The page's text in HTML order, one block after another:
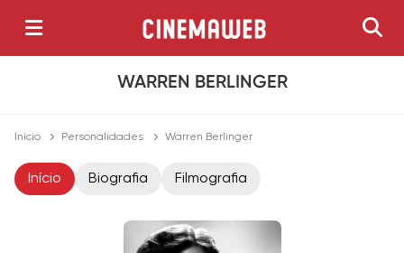
WARREN BERLINGER
Início Personalidades Warren Berlinger
Início Biografia Filmografia